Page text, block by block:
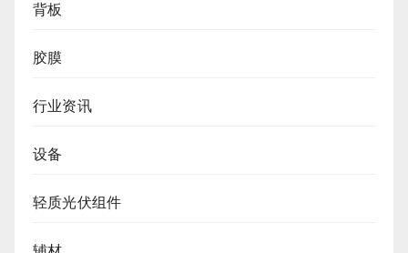
背板
胶膜
行业资讯
设备
轻质光伏组件